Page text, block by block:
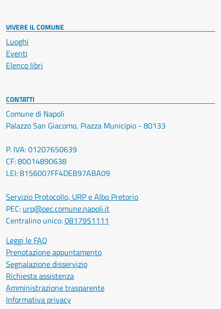
VIVERE IL COMUNE
Luoghi
Eventi
Elenco libri
CONTATTI
Comune di Napoli
Palazzo San Giacomo, Piazza Municipio - 80133
P. IVA: 01207650639
CF: 80014890638
LEI: 8156007FF4DEB97ABA09
Servizio Protocollo, URP e Albo Pretorio
PEC: urp@pec.comune.napoli.it
Centralino unico:0817951111
Leggi le FAQ
Prenotazione appuntamento
Segnalazione disservizio
Richiesta assistenza
Amministrazione trasparente
Informativa privacy